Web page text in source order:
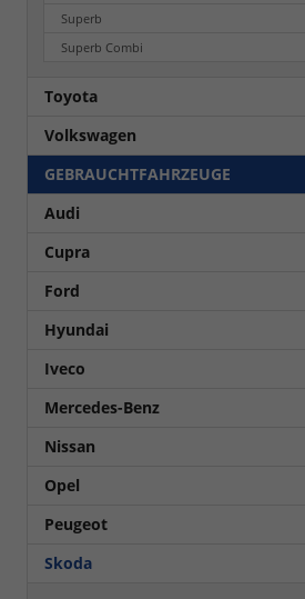
Superb
Superb Combi
Toyota
Volkswagen
GEBRAUCHTFAHRZEUGE
Audi
Cupra
Ford
Hyundai
Iveco
Mercedes-Benz
Nissan
Opel
Peugeot
Skoda